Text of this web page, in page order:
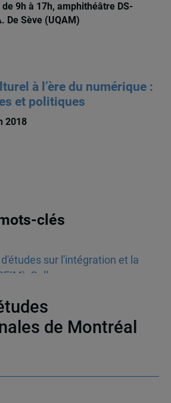
9h à 17h, amphithéâtre DS-
De Sève (UQAM)
à l’ère du numérique :
et politiques
2018
clés
sur l'intégration et la
Colloque
de Montréal